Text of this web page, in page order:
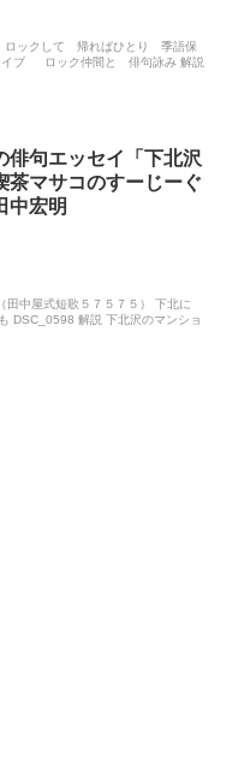
ロックして 帰ればひとり 季語保
イブ ロック仲間と 俳句詠み 解説
俳句エッセイ「下北沢
茶マサコのすーじーぐ
中宏明
中屋式短歌５７５７５） 下北に
解説 下北沢のマンショ